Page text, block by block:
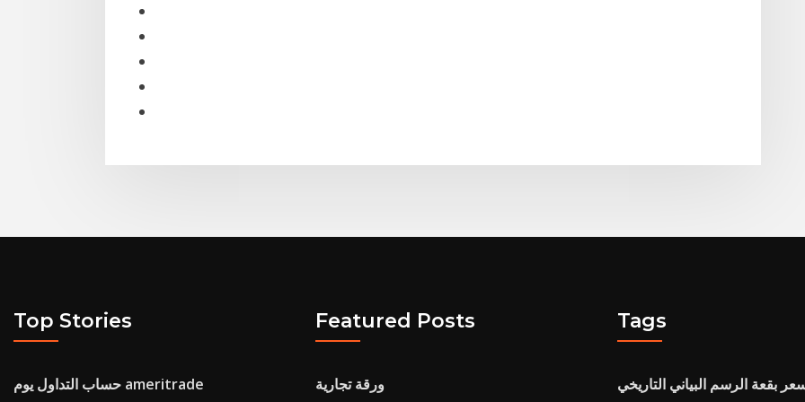
Top Stories
حساب التداول يوم ameritrade
Featured Posts
ورقة تجارية
Tags
بقعة الرسم البياني التاريخي